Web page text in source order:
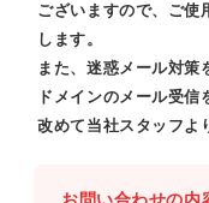
ございますので、ご使
します。
また、迷惑メール対策
ドメインのメール受信
改めて当社スタッフよ